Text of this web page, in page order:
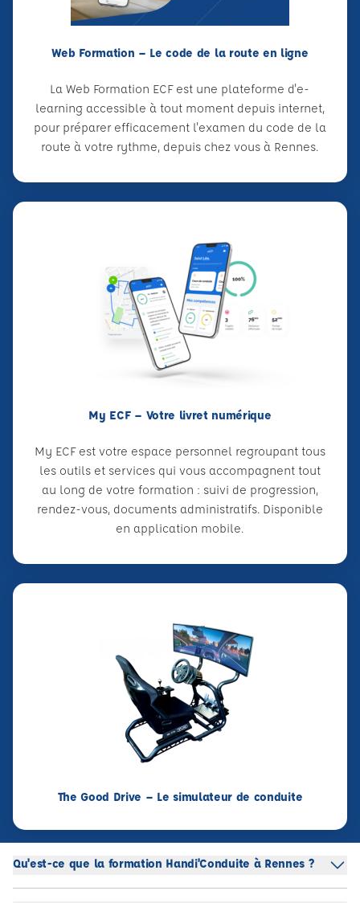
Web Formation – Le code de la route en ligne
La Web Formation ECF est une plateforme d'e-
learning accessible à tout moment depuis internet,
pour préparer efficacement l'examen du code de la
route à votre rythme, depuis chez vous à Rennes.
My ECF – Votre livret numérique
My ECF est votre espace personnel regroupant tous
les outils et services qui vous accompagnent tout
au long de votre formation : suivi de progression,
rendez-vous, documents administratifs. Disponible
en application mobile.
The Good Drive – Le simulateur de conduite
Qu'est-ce que la formation Handi'Conduite à Rennes ?